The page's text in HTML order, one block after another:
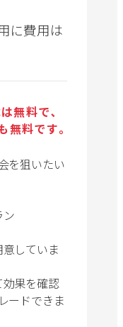
に費用は
無料で､
無料です｡
を狙いたい
していま
果を確認
ードできま